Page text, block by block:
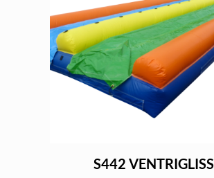
S442 VENTRIGLISS